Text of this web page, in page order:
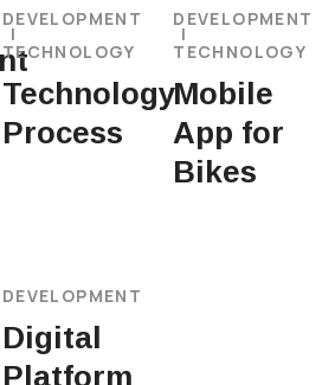
DEVELOPMENT
TECHNOLOGY
Technology
Process
DEVELOPMENT
TECHNOLOGY
Mobile
App for
Bikes
DEVELOPMENT
Digital
Platform